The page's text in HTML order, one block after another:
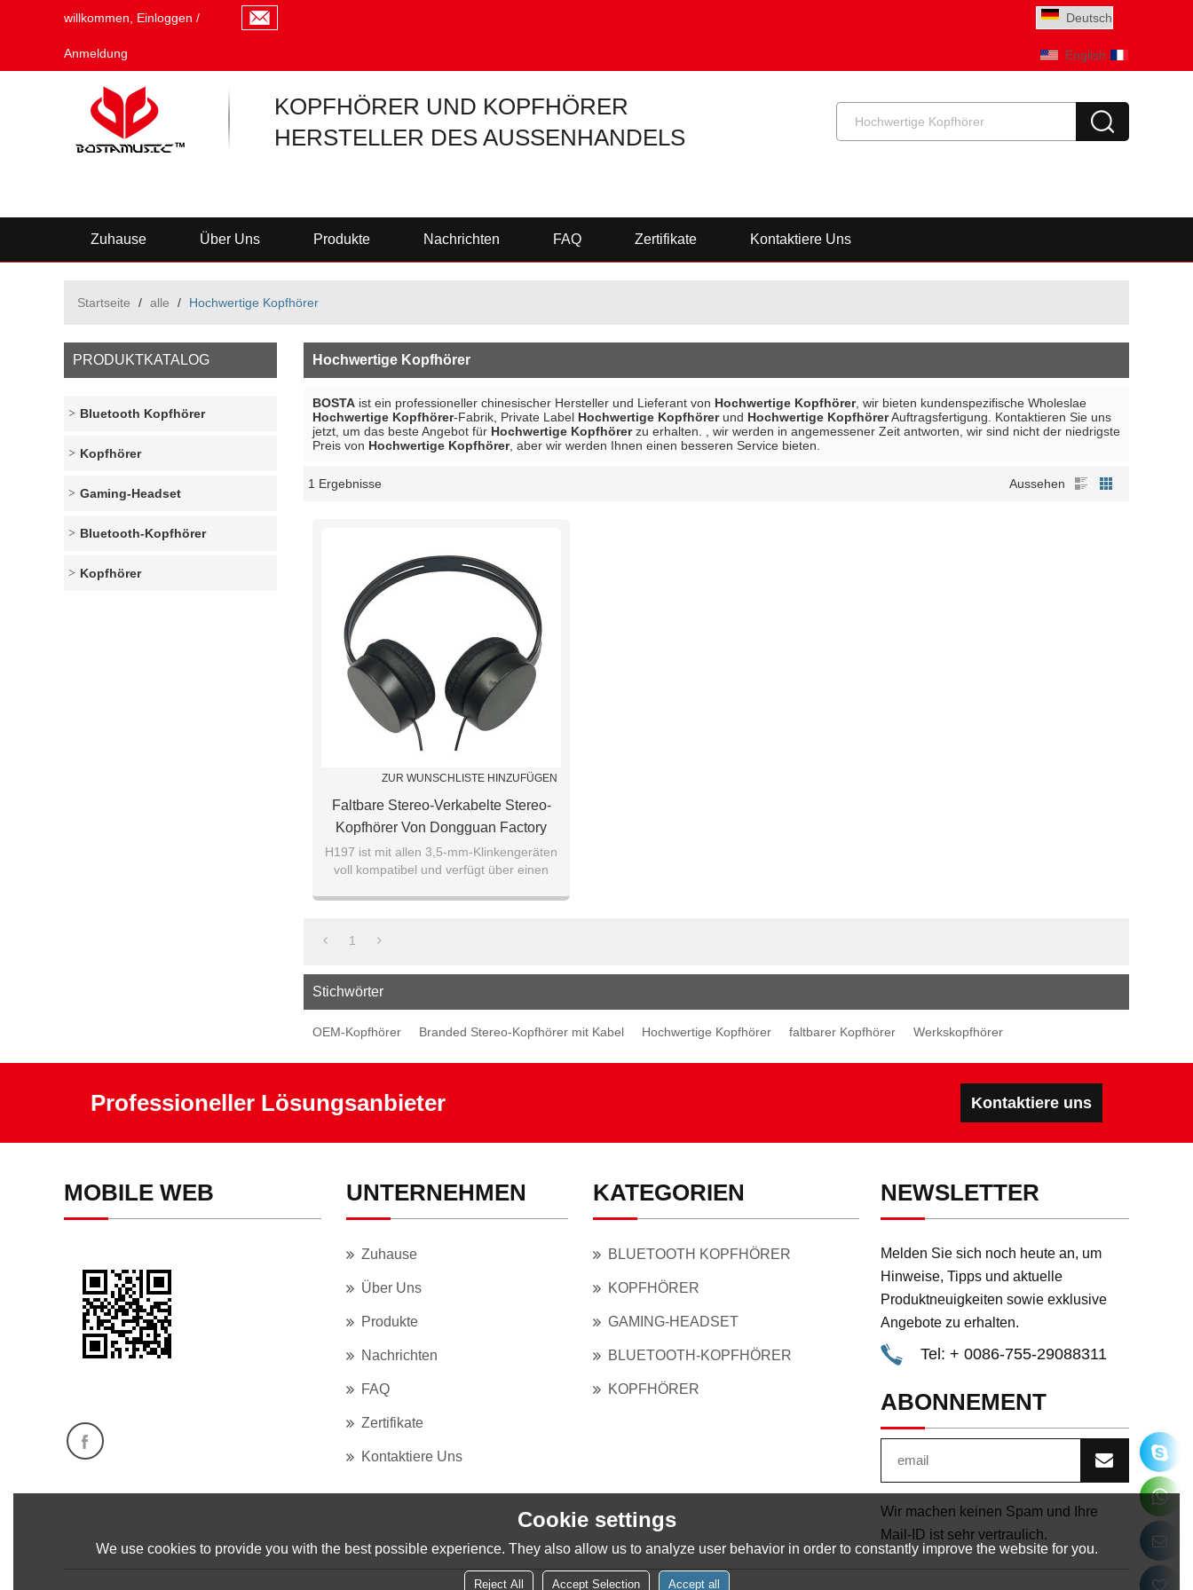
willkommen, Einloggen /
Anmeldung
Deutsch
English
KOPFHÖRER UND KOPFHÖRER
HERSTELLER DES AUSSENHANDELS
Zuhause Über Uns Produkte Nachrichten FAQ Zertifikate Kontaktiere Uns
Startseite / alle / Hochwertige Kopfhörer
PRODUKTKATALOG
Bluetooth Kopfhörer
Kopfhörer
Gaming-Headset
Bluetooth-Kopfhörer
Kopfhörer
Hochwertige Kopfhörer
BOSTA ist ein professioneller chinesischer Hersteller und Lieferant von Hochwertige Kopfhörer, wir bieten kundenspezifische Wholeslae
Hochwertige Kopfhörer-Fabrik, Private Label Hochwertige Kopfhörerund Hochwertige KopfhörerAuftragsfertigung. Kontaktieren Sie uns
jetzt, um das beste Angebot für Hochwertige Kopfhörerzu erhalten. , wir werden in angemessener Zeit antworten, wir sind nicht der niedrigste
Preis von Hochwertige Kopfhörer, aber wir werden Ihnen einen besseren Service bieten.
1 Ergebnisse Aussehen
ZUR WUNSCHLISTE HINZUFÜGEN
Faltbare Stereo-Verkabelte Stereo-
Kopfhörer Von Dongguan Factory
Oem
H197 ist mit allen 3,5-mm-Klinkengeräten
voll kompatibel und verfügt über einen
1
Stichwörter
OEM-Kopfhörer Branded Stereo-Kopfhörer mit Kabel Hochwertige Kopfhörer faltbarer Kopfhörer Werkskopfhörer
Professioneller Lösungsanbieter Kontaktiere uns
MOBILE WEB UNTERNEHMEN
Zuhause
Über Uns
Produkte
Nachrichten
FAQ
Zertifikate
Kontaktiere Uns
KATEGORIEN
BLUETOOTH KOPFHÖRER
KOPFHÖRER
GAMING-HEADSET
BLUETOOTH-KOPFHÖRER
KOPFHÖRER
NEWSLETTER
Melden Sie sich noch heute an, um
Hinweise, Tipps und aktuelle
Produktneuigkeiten sowie exklusive
Angebote zu erhalten.
Tel: + 0086-755-29088311
ABONNEMENT
Wir machen keinen Spam und Ihre
Mail-ID ist sehr vertraulich.
Cookie settings
We use cookies to provide you with the best possible experience. They also allow us to analyze user behavior in order to constantly improve the website for you.
Reject All Accept Selection Accept all